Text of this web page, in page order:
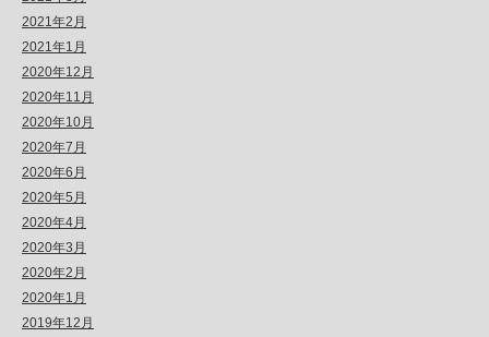
2021年2月
2021年1月
2020年12月
2020年11月
2020年10月
2020年7月
2020年6月
2020年5月
2020年4月
2020年3月
2020年2月
2020年1月
2019年12月